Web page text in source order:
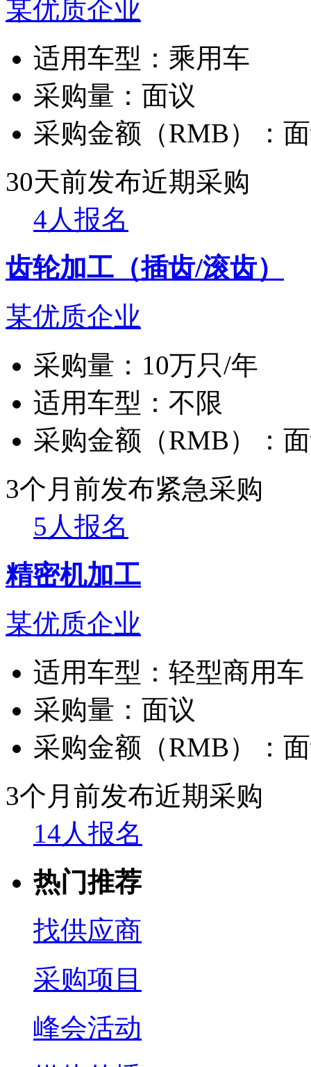
某优质企业
适用车型： 乘用车
采购量： 面议
采购金额（RMB）：
30天前发布近期采购
4人报名
齿轮加工（插齿/滚齿）
某优质企业
采购量： 10万只/年
适用车型： 不限
采购金额（RMB）：
3个月前发布紧急采购
5人报名
精密机加工
某优质企业
适用车型： 轻型商用车
采购量： 面议
采购金额（RMB）：
3个月前发布近期采购
14人报名
热门推荐
找供应商
采购项目
峰会活动